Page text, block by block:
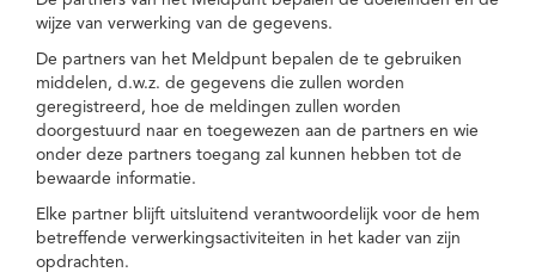
wijze van verwerking van de gegevens.
De partners van het Meldpunt bepalen de te gebruiken
middelen, d.w.z. de gegevens die zullen worden
geregistreerd, hoe de meldingen zullen worden
doorgestuurd naar en toegewezen aan de partners en wie
onder deze partners toegang zal kunnen hebben tot de
bewaarde informatie.
Elke partner blijft uitsluitend verantwoordelijk voor de hem
betreffende verwerkingsactiviteiten in het kader van zijn
opdrachten.